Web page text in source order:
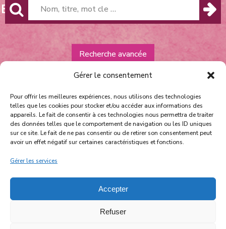
Gérer le consentement
Pour offrir les meilleures expériences, nous utilisons des technologies
telles que les cookies pour stocker et/ou accéder aux informations des
appareils. Le fait de consentir à ces technologies nous permettra de traiter
des données telles que le comportement de navigation ou les ID uniques
sur ce site. Le fait de ne pas consentir ou de retirer son consentement peut
avoir un effet négatif sur certaines caractéristiques et fonctions.
Gérer les services
Accepter
Refuser
Recherche avancée
Équipe et contact
Politique de confidentialité
facebookinstagram
NOS PARTENAIRES